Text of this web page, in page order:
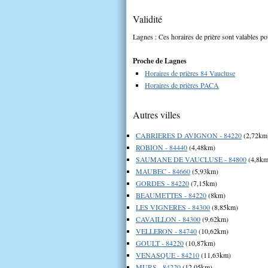
Validité
Lagnes : Ces horaires de prière sont valables
Proche de Lagnes
Horaires de prières 84 Vaucluse
Horaires de prières PACA
Autres villes
CABRIERES D AVIGNON - 84220
ROBION - 84440(4,48km)
SAUMANE DE VAUCLUSE - 84800
MAUBEC - 84660(5,93km)
GORDES - 84220(7,15km)
BEAUMETTES - 84220(8km)
LES VIGNERES - 84300(8,85km)
CAVAILLON - 84300(9,62km)
VELLERON - 84740(10,62km)
GOULT - 84220(10,87km)
VENASQUE - 84210(11,63km)